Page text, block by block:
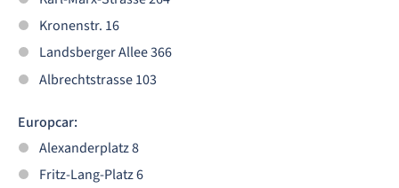
Kronenstr. 16
Landsberger Allee 366
Albrechtstrasse 103
Europcar:
Alexanderplatz 8
Fritz-Lang-Platz 6